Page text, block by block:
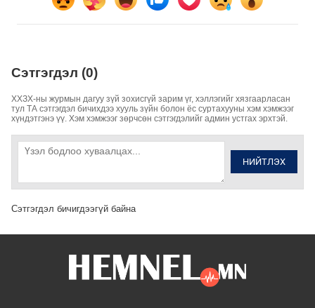
Сэтгэгдэл (0)
ХХЗХ-ны журмын дагуу зүй зохисгүй зарим үг, хэллэгийг хязгаарласан
тул ТА сэтгэгдэл бичихдээ хууль зүйн болон ёс суртахууны хэм хэмжээг
хүндэтгэнэ үү. Хэм хэмжээг зөрчсөн сэтгэгдэлийг админ устгах эрхтэй.
НИЙТЛЭХ
Сэтгэгдэл бичигдээгүй байна